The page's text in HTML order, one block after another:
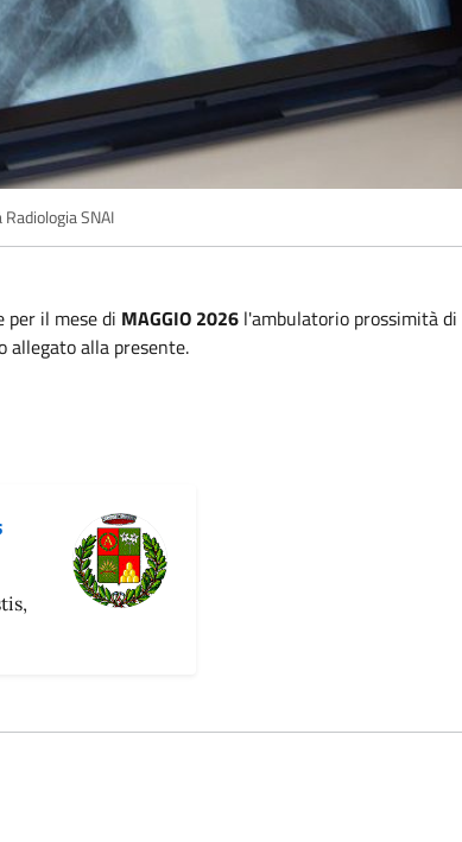
SNAI
il mese di MAGGIO 2026 l'ambulatorio prossimità di
allegato alla presente.